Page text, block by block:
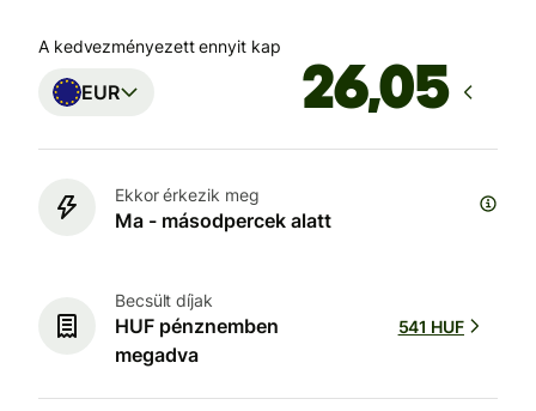
A kedvezményezett ennyit kap
EUR
Ekkor érkezik meg
Ma - másodpercek alatt
Becsült díjak
HUF pénznemben
megadva
541 HUF